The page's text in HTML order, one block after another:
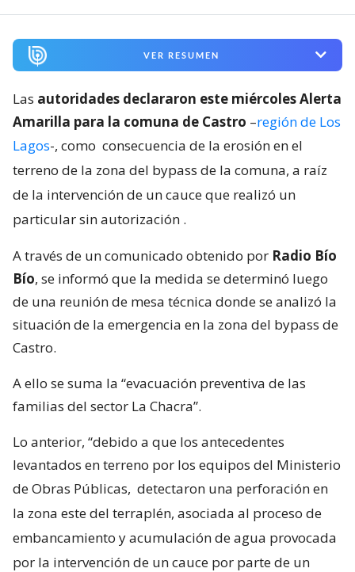
VER RESUMEN
Las autoridades declararon este miércoles Alerta
Amarilla para la comuna de Castro –región de Los
Lagos-, como consecuencia de la erosión en el
terreno de la zona del bypass de la comuna, a raíz
de la intervención de un cauce que realizó un
particular sin autorización .
A través de un comunicado obtenido por Radio Bío
Bío, se informó que la medida se determinó luego
de una reunión de mesa técnica donde se analizó la
situación de la emergencia en la zona del bypass de
Castro.
A ello se suma la “evacuación preventiva de las
familias del sector La Chacra”.
Lo anterior, “debido a que los antecedentes
levantados en terreno por los equipos del Ministerio
de Obras Públicas, detectaron una perforación en
la zona este del terraplén, asociada al proceso de
embancamiento y acumulación de agua provocada
por la intervención de un cauce por parte de un